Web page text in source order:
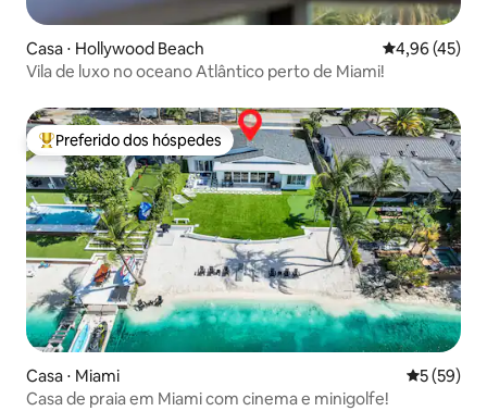
Casa ⋅ Hollywood Beach 4,96 de uma
4,96 (45)
Vila de luxo no oceano Atlântico perto de Miami!
Entre os melhores preferidos dos hóspedes
Preferido dos hóspedes
Casa ⋅ Miami 5 de uma
5 (59)
Casa de praia em Miami com cinema e minigolfe!